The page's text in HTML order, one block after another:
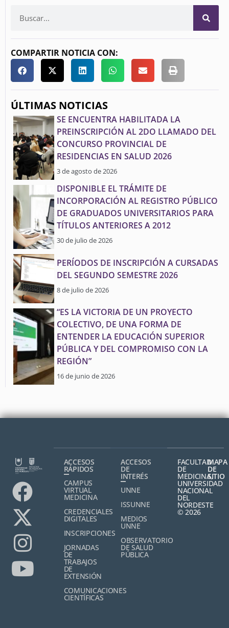
COMPARTIR NOTICIA CON:
ÚLTIMAS NOTICIAS
SE ENCUENTRA HABILITADA LA
PREINSCRIPCIÓN AL 2DO LLAMADO DEL
CONCURSO PROVINCIAL DE
RESIDENCIAS EN SALUD 2026
3 de agosto de 2026
DISPONIBLE EL TRÁMITE DE
INCORPORACIÓN AL REGISTRO PÚBLICO
DE GRADUADOS UNIVERSITARIOS PARA
TÍTULOS ANTERIORES A 2012
30 de julio de 2026
PERÍODOS DE INSCRIPCIÓN A CURSADAS
DEL SEGUNDO SEMESTRE 2026
8 de julio de 2026
“ES LA VICTORIA DE UN PROYECTO
COLECTIVO, DE UNA FORMA DE
ENTENDER LA EDUCACIÓN SUPERIOR
PÚBLICA Y DEL COMPROMISO CON LA
REGIÓN”
16 de junio de 2026
ACCESOS
RÁPIDOS
CAMPUS
VIRTUAL
MEDICINA
CREDENCIALES
DIGITALES
INSCRIPCIONES
JORNADAS
DE
TRABAJOS
DE
EXTENSIÓN
COMUNICACIONES
CIENTÍFICAS
ACCESOS
DE
INTERÉS
UNNE
ISSUNNE
MEDIOS
UNNE
OBSERVATORIO
DE SALUD
PÚBLICA
FACULTAD
DE
MEDICINA,
UNIVERSIDAD
NACIONAL
DEL
NORDESTE
© 2026
MAPA
DE
SITIO